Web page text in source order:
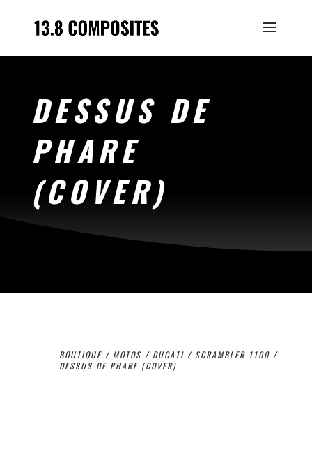
DESSUS DE
PHARE
(COVER)
BOUTIQUE/ MOTOS / DUCATI/ SCRAMBLER 1100/
DESSUS DE PHARE (COVER)